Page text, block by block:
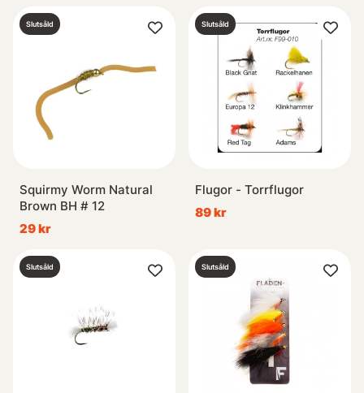
Slutsåld
Squirmy Worm Natural
Brown BH # 12
29 kr
Slutsåld
Flugor - Torrflugor
89 kr
Slutsåld Slutsåld